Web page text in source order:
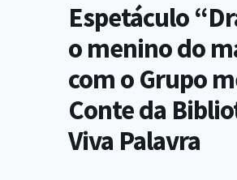
Espetáculo
o menino do
com o Grupo
Conte da
Viva Palavra